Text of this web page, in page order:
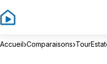
Accueil›Comparaisons›